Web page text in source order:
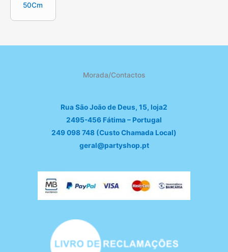
50Cm
Morada/Contactos
Rua São João de Deus, 15, loja2
2495-456 Fátima – Portugal
249 098 748 (Custo Chamada Local)
geral@partyshop.pt